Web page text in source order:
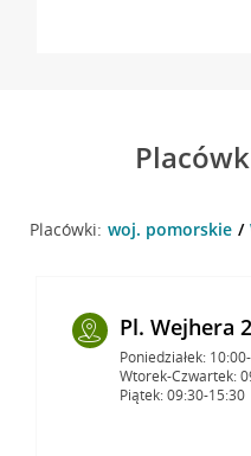
Placówki: woj. pomorskie
Pl. Wejhera
Poniedziałek:
Wtorek-Czwartek:
Piątek: 09:30-15:30